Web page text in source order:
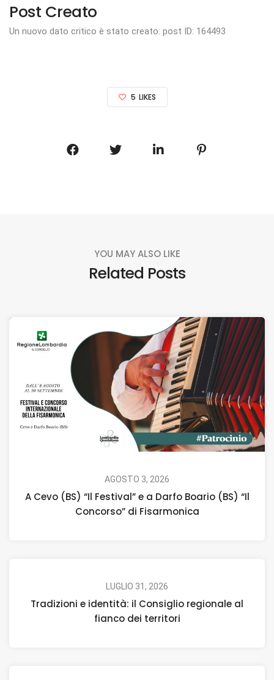
Post Creato
Un nuovo dato critico è stato creato: post ID: 164493
5 LIKES
YOU MAY ALSO LIKE
Related Posts
AGOSTO 3, 2026
A Cevo (BS) “Il Festival” e a Darfo Boario (BS) “Il
Concorso” di Fisarmonica
LUGLIO 31, 2026
Tradizioni e identità: il Consiglio regionale al
fianco dei territori